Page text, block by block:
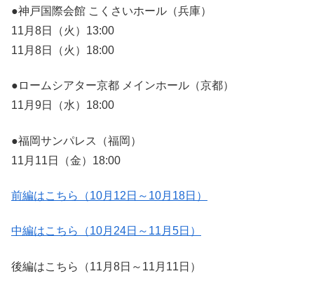
●神戸国際会館 こくさいホール（兵庫）
11月8日（火）13:00
11月8日（火）18:00
●ロームシアター京都 メインホール（京都）
11月9日（水）18:00
●福岡サンパレス（福岡）
11月11日（金）18:00
前編はこちら（10月12日～10月18日）
中編はこちら（10月24日～11月5日）
後編はこちら（11月8日～11月11日）